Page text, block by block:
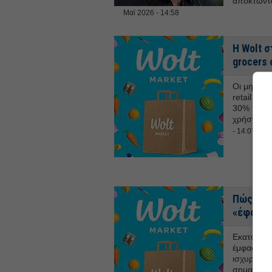
Μαϊ 2026 - 14:58
Η Wolt
grocers
Οι
retail
30% το
χρήστη
- 14:07
Πώς
έμφαση